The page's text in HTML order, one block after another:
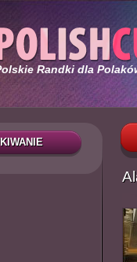
Randki dla